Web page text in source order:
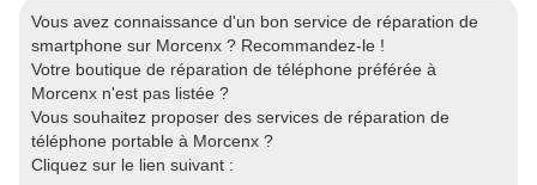
Vous avez connaissance d'un bon service de réparation de
smartphone sur Morcenx ? Recommandez-le !
Votre boutique de réparation de téléphone préférée à
Morcenx n'est pas listée ?
Vous souhaitez proposer des services de réparation de
téléphone portable à Morcenx ?
Cliquez sur le lien suivant :